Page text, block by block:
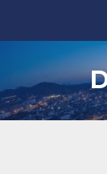
contenido